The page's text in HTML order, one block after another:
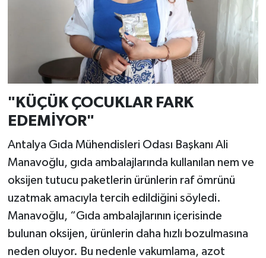
"KÜÇÜK ÇOCUKLAR FARK
EDEMİYOR"
Antalya Gıda Mühendisleri Odası Başkanı Ali
Manavoğlu, gıda ambalajlarında kullanılan nem ve
oksijen tutucu paketlerin ürünlerin raf ömrünü
uzatmak amacıyla tercih edildiğini söyledi.
Manavoğlu, “Gıda ambalajlarının içerisinde
bulunan oksijen, ürünlerin daha hızlı bozulmasına
neden oluyor. Bu nedenle vakumlama, azot